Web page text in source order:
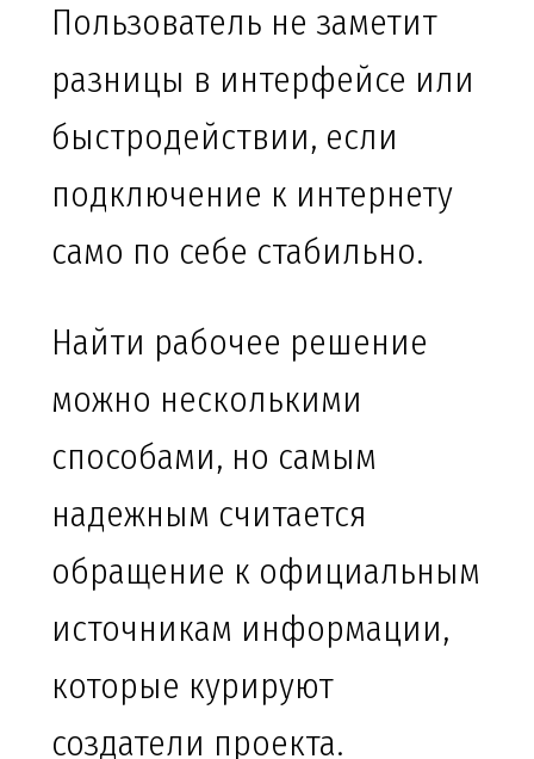
Пользователь не заметит
разницы в интерфейсе или
быстродействии, если
подключение к интернету
само по себе стабильно.
Найти рабочее решение
можно несколькими
способами, но самым
надежным считается
обращение к официальным
источникам информации,
которые курируют
создатели проекта.